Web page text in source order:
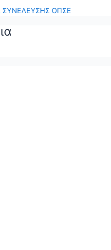
ΣΥΝΕΛΕΥΣΗΣ ΟΠΣΕ